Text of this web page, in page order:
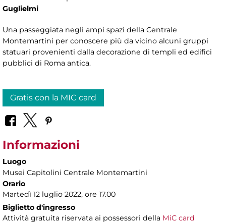
Guglielmi
Una passeggiata negli ampi spazi della Centrale
Montemartini per conoscere più da vicino alcuni gruppi
statuari provenienti dalla decorazione di templi ed edifici
pubblici di Roma antica.
Gratis con la MIC card
Informazioni
Luogo
Musei Capitolini Centrale Montemartini
Orario
Martedì 12 luglio 2022, ore 17.00
Biglietto d'ingresso
Attività gratuita riservata ai possessori della MiC card